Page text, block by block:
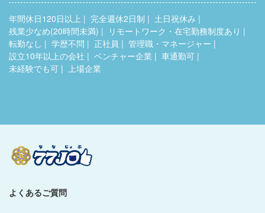
年間休日120日以上 完全週休2日制
土日祝休み
残業少なめ(20時間未満)
リモートワーク・在宅勤務制度あり
転勤なし
学歴不問 正社員
管理職・マネージャー
設立10年以上の会社
ベンチャー企業
車通勤可
未経験でも可
上場企業
よくあるご質問